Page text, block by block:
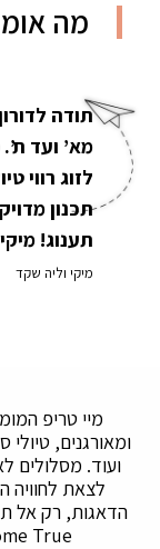
מה
תודה
מא’ ועד
לזוג רווי
תכנון
תענוג!
מיקי וליה שקד
מיי טריפ
ומאורגנים,
ועוד. מסלולים
לצאת לחוויה
הדאגות, רק אל
True